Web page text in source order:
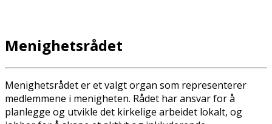
Menighetsrådet
Menighetsrådet er et valgt organ som representerer
medlemmene i menigheten. Rådet har ansvar for å
planlegge og utvikle det kirkelige arbeidet lokalt, og